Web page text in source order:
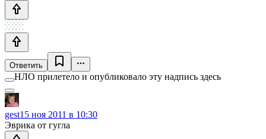
Ответить
НЛО прилетело и опубликовало эту надпись здесь
gest15 ноя 2011 в 10:30
Эврика от гугла